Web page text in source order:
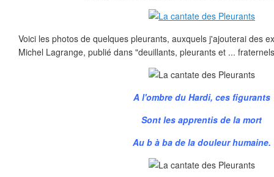
Voici les photos de quelques pleurants, auxquels j'ajouterai des
Michel Lagrange, publié dans "deuillants, pleurants et ...
A l'ombre du Hardi, ces figurants
Sont les apprentis de la mort
Au b à ba de la douleur humaine.